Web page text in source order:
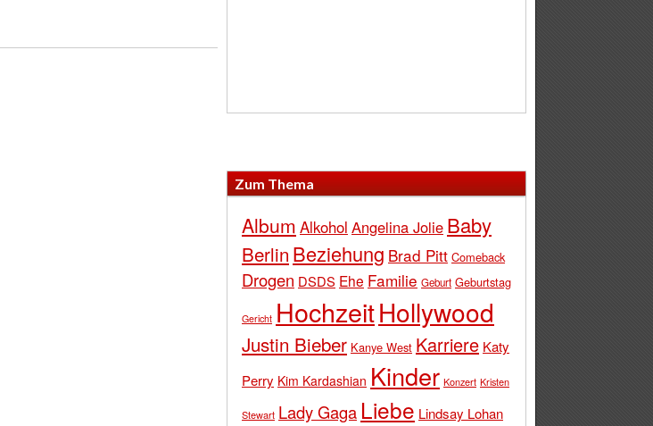
Zum Thema
Album Alkohol Angelina Jolie Baby
Berlin Beziehung Brad Pitt Comeback
Drogen DSDS Ehe Familie Geburt Geburtstag
Gericht HochzeitHollywood
Justin Bieber Kanye West Karriere Katy
Perry Kim Kardashian Kinder Konzert Kristen
Stewart Lady Gaga Liebe Lindsay Lohan